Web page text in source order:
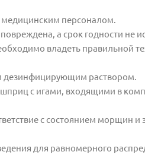
персоналом.
а срок годности не
владеть правильной
дезинфицирующим раствором.
с игами, входящими в
с состоянием морщин и
для равномерного